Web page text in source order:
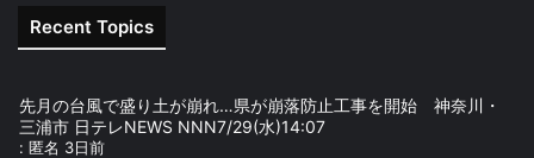
Recent Topics
先月の台風で盛り土が崩れ…県が崩落防止工事を開始 神奈川・
三浦市 日テレNEWS NNN7/29(水)14:07
: 匿名 3日前